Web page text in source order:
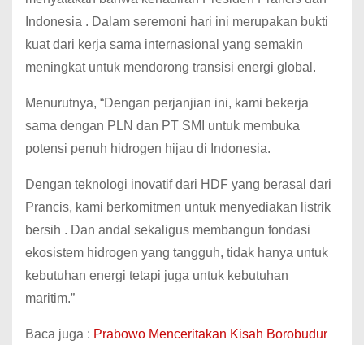
Indonesia . Dalam seremoni hari ini merupakan bukti
kuat dari kerja sama internasional yang semakin
meningkat untuk mendorong transisi energi global.
Menurutnya, “Dengan perjanjian ini, kami bekerja
sama dengan PLN dan PT SMI untuk membuka
potensi penuh hidrogen hijau di Indonesia.
Dengan teknologi inovatif dari HDF yang berasal dari
Prancis, kami berkomitmen untuk menyediakan listrik
bersih . Dan andal sekaligus membangun fondasi
ekosistem hidrogen yang tangguh, tidak hanya untuk
kebutuhan energi tetapi juga untuk kebutuhan
maritim.”
Baca juga : Prabowo Menceritakan Kisah Borobudur